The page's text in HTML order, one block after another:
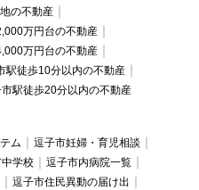
の不動産
万円台の不動産
万円台の不動産
駅徒歩10分以内の不動産
駅徒歩20分以内の不動産
ム
逗子市妊婦・育児相談
学校
逗子市内病院一覧
逗子市住民異動の届け出